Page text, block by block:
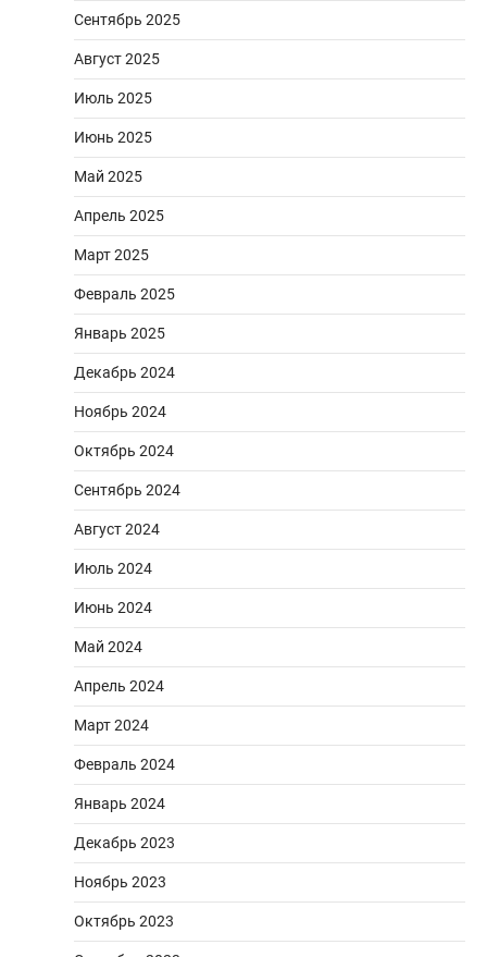
Сентябрь 2025
Август 2025
Июль 2025
Июнь 2025
Май 2025
Апрель 2025
Март 2025
Февраль 2025
Январь 2025
Декабрь 2024
Ноябрь 2024
Октябрь 2024
Сентябрь 2024
Август 2024
Июль 2024
Июнь 2024
Май 2024
Апрель 2024
Март 2024
Февраль 2024
Январь 2024
Декабрь 2023
Ноябрь 2023
Октябрь 2023